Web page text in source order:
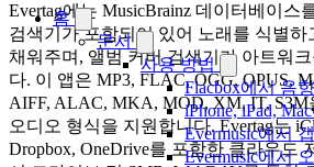
홈
문서
사용 방법
Flacbox에서 음
iPhone, iPad,
Evermusic에서
Evermusic에서
Evertag에는 MusicBrainz 데이터베이스
검색기가 포함되어 있어 노래를 식별
채워주며, 앨범 커버 검색기가 아트워
다. 이 앱은 MP3, FLAC, OGG, OPUS,
AIFF, ALAC, MKA, MOD, XM, IT, S3M
오디오 형식을 지원합니다. Evertag는
Dropbox, OneDrive를 포함한 클라우드